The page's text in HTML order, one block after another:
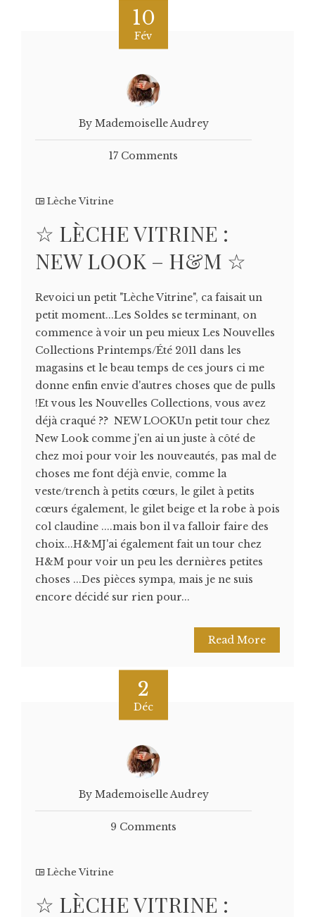
10
Fév
By Mademoiselle Audrey
17 Comments
Lèche Vitrine
☆ LÈCHE VITRINE :
NEW LOOK – H&M ☆
Revoici un petit "Lèche Vitrine", ca faisait un
petit moment...Les Soldes se terminant, on
commence à voir un peu mieux Les Nouvelles
Collections Printemps/Été 2011 dans les
magasins et le beau temps de ces jours ci me
donne enfin envie d'autres choses que de pulls
!Et vous les Nouvelles Collections, vous avez
déjà craqué ?? NEW LOOKUn petit tour chez
New Look comme j'en ai un juste à côté de
chez moi pour voir les nouveautés, pas mal de
choses me font déjà envie, comme la
veste/trench à petits cœurs, le gilet à petits
cœurs également, le gilet beige et la robe à pois
col claudine ....mais bon il va falloir faire des
choix...H&MJ'ai également fait un tour chez
H&M pour voir un peu les dernières petites
choses ...Des pièces sympa, mais je ne suis
encore décidé sur rien pour...
Read More
2
Déc
By Mademoiselle Audrey
9 Comments
Lèche Vitrine
☆ LÈCHE VITRINE :